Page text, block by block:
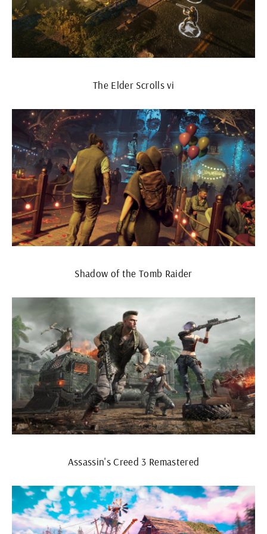
The Elder Scrolls vi
Shadow of the Tomb Raider
Assassin's Creed 3 Remastered